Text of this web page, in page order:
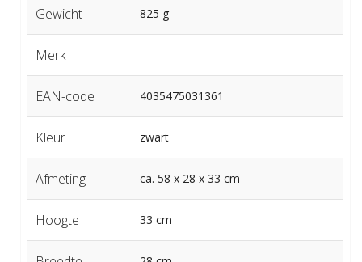
Gewicht 825 g
Merk
EAN-code 4035475031361
Kleur zwart
Afmeting ca. 58 x 28 x 33 cm
Hoogte 33 cm